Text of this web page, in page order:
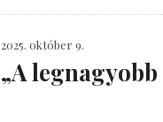
2025. október 9.
„A